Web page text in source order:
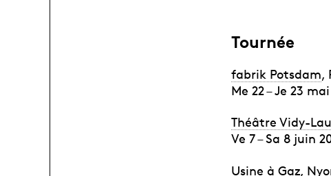
Tournée
fabrik Potsdam,
Me 22 – Je 23
Théâtre Vidy-
Ve 7 – Sa 8 juin
Usine à Gaz,